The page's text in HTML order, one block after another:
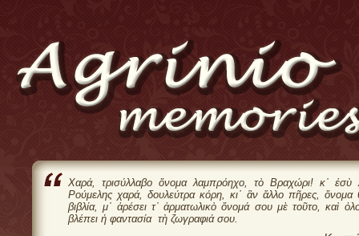
Χαρά, τρισύλλαβο ὄνομα λαμπρόηχο, τὸ Βραχώρι! κ᾿ ἐσὺ
Ρούμελης χαρά, δουλεύτρα κόρη, κι᾿ ἂν ἄλλο πῆρες, ὄνομα
βιβλία, μ᾿ ἀρέσει τ᾿ ἀρματωλικὸ ὄνομά σου μὲ τοῦτο, καὶ
βλέπει ἡ φαντασία τὴ ζωγραφιά σου.